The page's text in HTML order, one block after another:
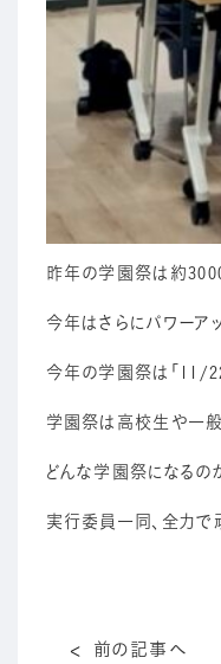
昨年の学園祭は約
今年はさらにパワーア
今年の学園祭は「11/
学園祭は高校生や一
どんな学園祭になるの
実行委員一同、全力で
前の記事へ